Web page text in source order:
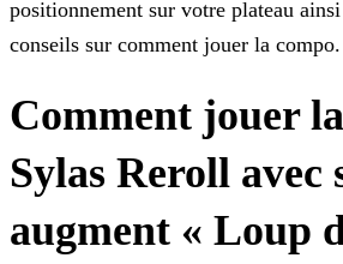
positionnement sur votre plateau
conseils sur comment jouer la compo.
Comment jouer
Sylas Reroll avec
augment « Loup